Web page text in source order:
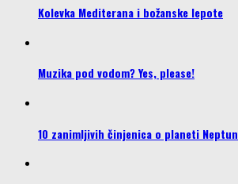
Kolevka Mediterana i božanske lepote
Muzika pod vodom? Yes, please!
10 zanimljivih činjenica o planeti Neptun